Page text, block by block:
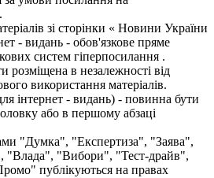
зі сторінки « Новини України
- видань - обов'язкове пряме
систем гіперпосилання .
розміщена в незалежності від
використання матеріалів.
інтернет - видань) - повинна бути
або в першому абзаці
"Думка", "Експертиза", "Заява",
"Влада", "Вибори", "Тест-драйв",
публікуються на правах